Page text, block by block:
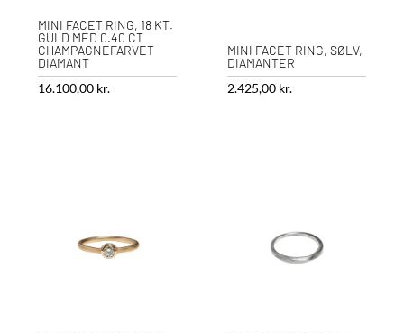
MINI FACET RING, 18 KT.
GULD MED 0.40 CT
CHAMPAGNEFARVET
DIAMANT
16.100,00 kr.
MINI FACET RING, SØLV,
DIAMANTER
2.425,00 kr.